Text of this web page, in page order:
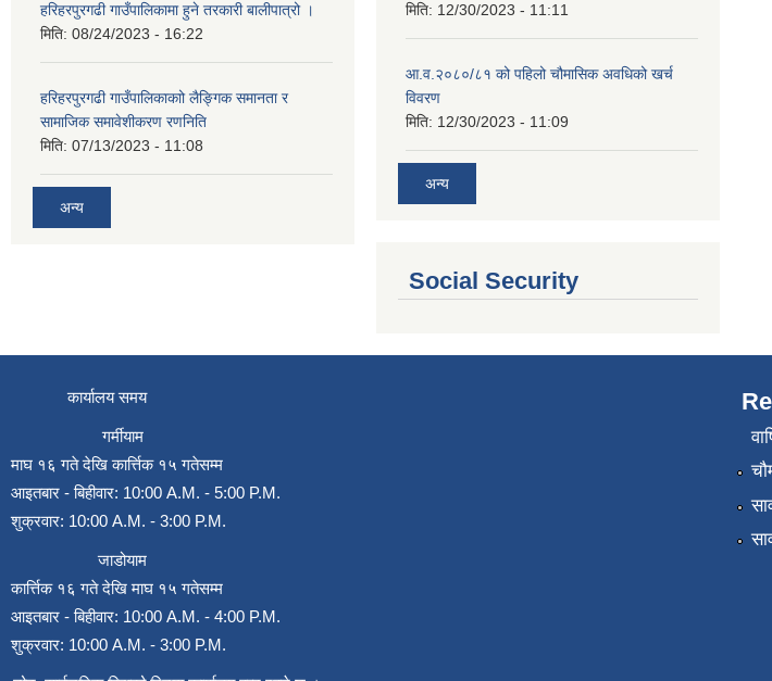
हरिहरपुरगढी गाउँपालिकामा हुने तरकारी बालीपात्रो ।
मिति: 08/24/2023 - 16:22
हरिहरपुरगढी गाउँपालिकाकाो लैङ्गिक समानता र
सामाजिक समावेशीकरण रणनिति
मिति: 07/13/2023 - 11:08
अन्य
मिति: 12/30/2023 - 11:11
आ.व.२०८०/८१ को पहिलो चौमासिक अवधिको खर्च
विवरण
मिति: 12/30/2023 - 11:09
अन्य
Social Security
कार्यालय समय
गर्मीयाम
माघ १६ गते देखि कार्त्तिक १५ गतेसम्म
आइतबार - बिहीवार: 10:00 A.M. - 5:00 P.M.
शुक्रवार: 10:00 A.M. - 3:00 P.M.
जाडोयाम
कार्त्तिक १६ गते देखि माघ १५ गतेसम्म
आइतबार - बिहीवार: 10:00 A.M. - 4:00 P.M.
शुक्रवार: 10:00 A.M. - 3:00 P.M.